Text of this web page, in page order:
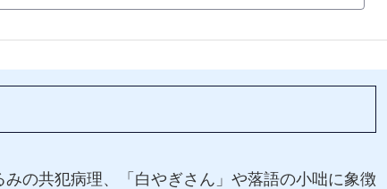
みの共犯病理、「白やぎさん」や落語の小咄に象徴